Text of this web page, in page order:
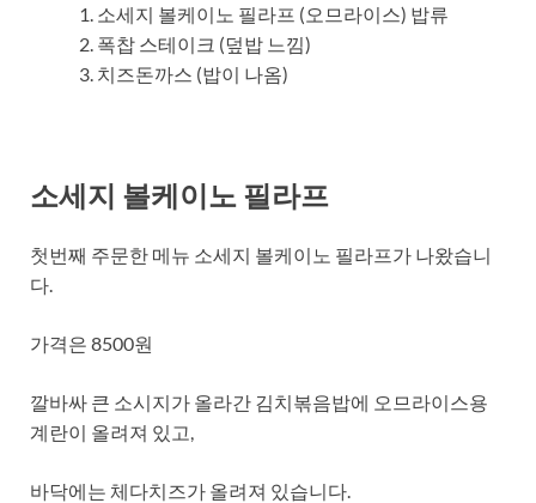
소세지 볼케이노 필라프 (오므라이스) 밥류
폭찹 스테이크 (덮밥 느낌)
치즈돈까스 (밥이 나옴)
소세지 볼케이노 필라프
첫번째 주문한 메뉴 소세지 볼케이노 필라프가 나왔습니
다.
가격은 8500원
깔바싸 큰 소시지가 올라간 김치볶음밥에 오므라이스용
계란이 올려져 있고,
바닥에는 체다치즈가 올려져 있습니다.